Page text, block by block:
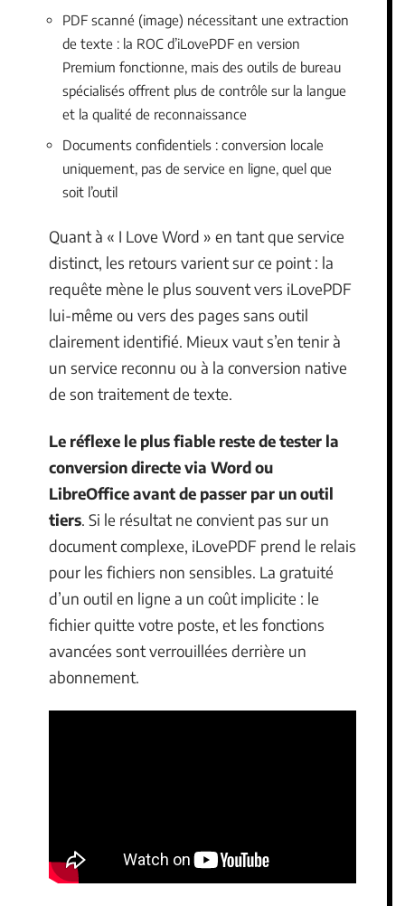
PDF scanné (image) nécessitant une extraction
de texte : la ROC d’iLovePDF en version
Premium fonctionne, mais des outils de bureau
spécialisés offrent plus de contrôle sur la langue
et la qualité de reconnaissance
Documents confidentiels : conversion locale
uniquement, pas de service en ligne, quel que
soit l’outil
Quant à « I Love Word » en tant que service
distinct, les retours varient sur ce point : la
requête mène le plus souvent vers iLovePDF
lui-même ou vers des pages sans outil
clairement identifié. Mieux vaut s’en tenir à
un service reconnu ou à la conversion native
de son traitement de texte.
Le réflexe le plus fiable reste de tester la
conversion directe via Word ou
LibreOffice avant de passer par un outil
tiers. Si le résultat ne convient pas sur un
document complexe, iLovePDF prend le relais
pour les fichiers non sensibles. La gratuité
d’un outil en ligne a un coût implicite : le
fichier quitte votre poste, et les fonctions
avancées sont verrouillées derrière un
abonnement.